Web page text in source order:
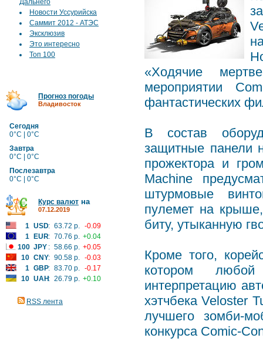
Дальнего
Новости Уссурийска
Саммит 2012 - АТЭС
Эксклюзив
Это интересно
Топ 100
Прогноз погоды
Владивосток
Сегодня
0°C | 0°C
Завтра
0°C | 0°C
Послезавтра
0°C | 0°C
Курс валют на
07.12.2019
1 USD: 63.72 р. -0.09
1
EUR: 70.76 р. +0.04
100 JPY : 58.66 р. +0.05
10 CNY: 90.58 р. -0.03
1 GBP: 83.70 р. -0.17
10 UAH: 26.79 р. +0.10
RSS лента
«Ходячие
мероприятии
фантастических
В состав
защитные панели
прожектора и
Machine
штурмовые
пулемет на
биту, утыканную
Кроме того,
котором
интерпретацию
хэтчбека Veloster
лучшего зомби-
конкурса Comic-